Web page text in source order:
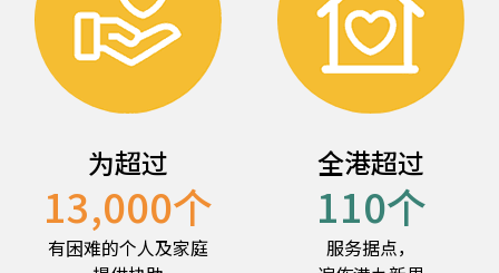
为超过
13,000个
有困难的个人及家庭
全港超过
110个
服务据点，